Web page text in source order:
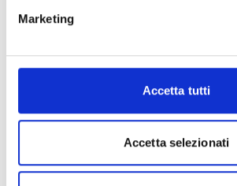
Marketing
Accetta tutti
Accetta selezionati